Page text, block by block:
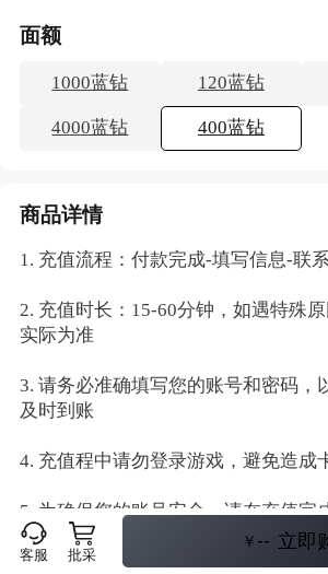
面额
1000蓝钻 120蓝钻
4000蓝钻 400蓝钻
商品详情
1. 充值流程：付款完成-填写信息-联
2. 充值时长：15-60分钟，如遇特殊
实际为准
3. 请务必准确填写您的账号和密码，
及时到账
4. 充值程中请勿登录游戏，避免造成
5. 为确保您的账号安全，请在充值完
本售后政策不叠加【随心换服务】
客服 批采
￥ -- 立即